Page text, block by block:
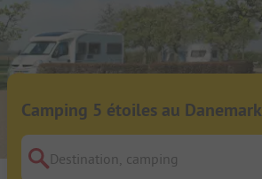
Camping 5 étoiles au Danemark
Destination, camping